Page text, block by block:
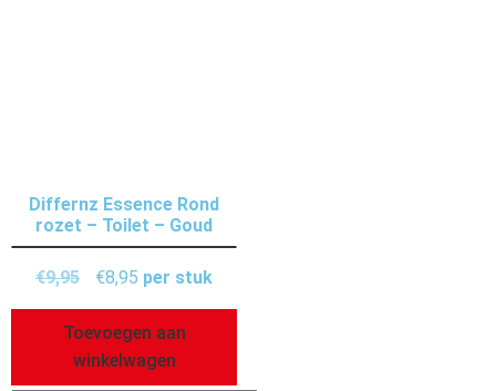
Differnz Essence Rond
rozet – Toilet – Goud
€9,95 €8,95 per stuk
Toevoegen aan
winkelwagen